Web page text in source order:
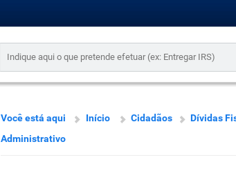
Você está aqui Início Cidadãos Dívidas
Administrativo